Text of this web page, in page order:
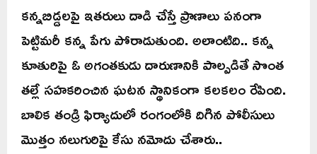
కన్నబిడ్డలపై ఇతరులు దాడి చేస్తే ప్రాణాలు పనంగా
పెట్టిమరీ కన్న పేగు పోరాడుతుంది. అలాంటిది.. కన్న
కూతురిపై ఓ అగంతకుడు దారుణానికి పాల్పడితే సొంత
తల్లే సహకరించిన ఘటన స్థానికంగా కలకలం రేపింది.
బాలిక తండ్రి ఫిర్యాదులో రంగంలోకి దిగిన పోలీసులు
మొత్తం నలుగురిపై కేసు నమోదు చేశారు..